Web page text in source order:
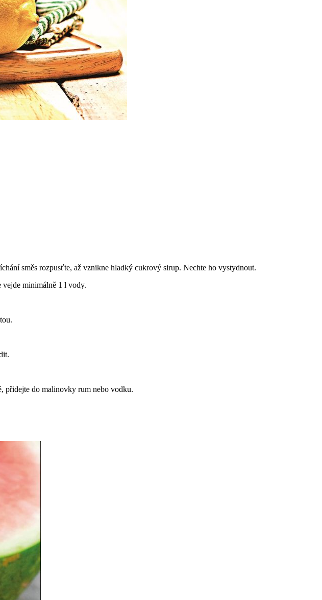
směs rozpusťte, až vznikne hladký cukrový sirup. Nechte ho vystydnout.
vejde minimálně 1 l vody.
přidejte do malinovky rum nebo vodku.